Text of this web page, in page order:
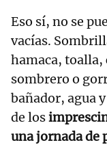
Eso sí, no se
vacías.
hamaca, toalla,
sombrero o
bañador, agua
de los
una jornada de